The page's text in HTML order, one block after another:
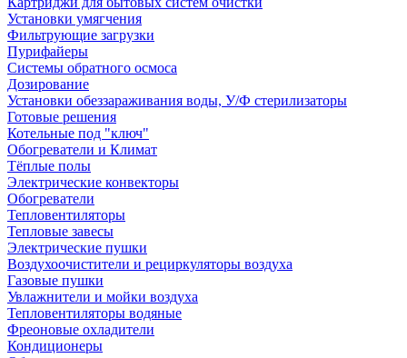
Установки умягчения
Фильтрующие загрузки
Пурифайеры
Системы обратного осмоса
Дозирование
Установки обеззараживания воды, У/Ф стерилизаторы
Готовые решения
Котельные под "ключ"
Обогреватели и Климат
Тёплые полы
Электрические конвекторы
Обогреватели
Тепловентиляторы
Тепловые завесы
Электрические пушки
Воздухоочистители и рециркуляторы воздуха
Газовые пушки
Увлажнители и мойки воздуха
Тепловентиляторы водяные
Фреоновые охладители
Кондиционеры